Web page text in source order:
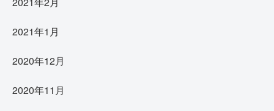
2021年1月
2020年12月
2020年11月